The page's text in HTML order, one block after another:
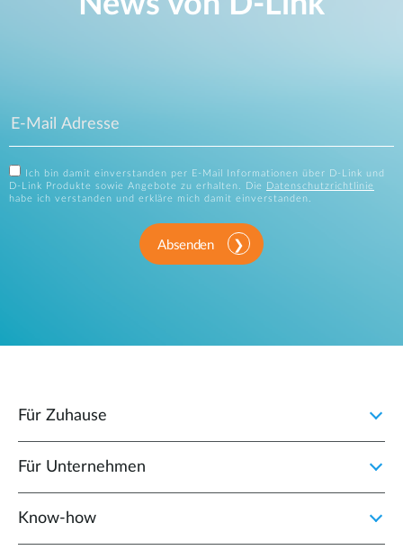
Ich bin damit einverstanden per E-Mail Informationen über D-Link und
D-Link Produkte sowie Angebote zu erhalten. Die
Datenschutzrichtlinie
habe ich verstanden und erkläre mich damit einverstanden.
Absenden
Für Zuhause
Für Unternehmen
Know-how